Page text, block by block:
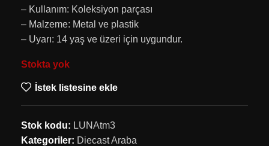
– Kullanım: Koleksiyon parçası
– Malzeme: Metal ve plastik
– Uyarı: 14 yaş ve üzeri için uygundur.
Stokta yok
İstek listesine ekle
Stok kodu: LUNAtm3
Kategoriler: Diecast Araba